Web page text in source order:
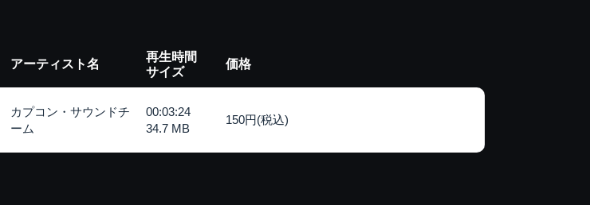
アーティスト名
再生時間
サイズ
価格
カプコン・サウンドチ
ーム
00:03:24
34.7 MB
150円(税込)